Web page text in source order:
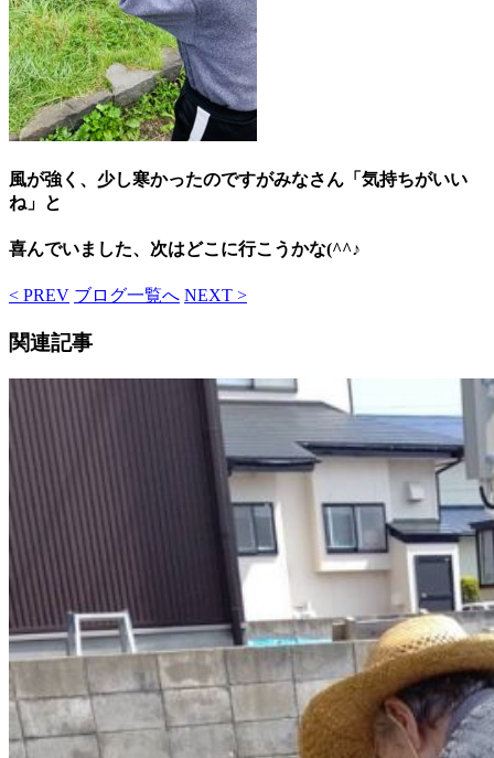
風が強く、少し寒かったのですがみなさん「気持ちがいい
ね」と
喜んでいました、次はどこに行こうかな(^^♪
< PREV ブログ一覧へ NEXT >
関連記事